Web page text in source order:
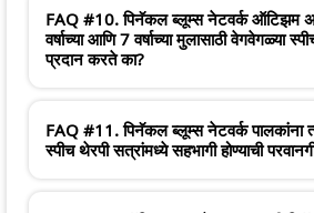
FAQ #10. पिनॅकल ब्लूम्स नेटवर्क ऑटिझम
वर्षाच्या आणि 7 वर्षाच्या मुलासाठी वेगवेगळ्या
प्रदान करते का?
FAQ #11. पिनॅकल ब्लूम्स नेटवर्क पालकांना
स्पीच थेरपी सत्रांमध्ये सहभागी होण्याची